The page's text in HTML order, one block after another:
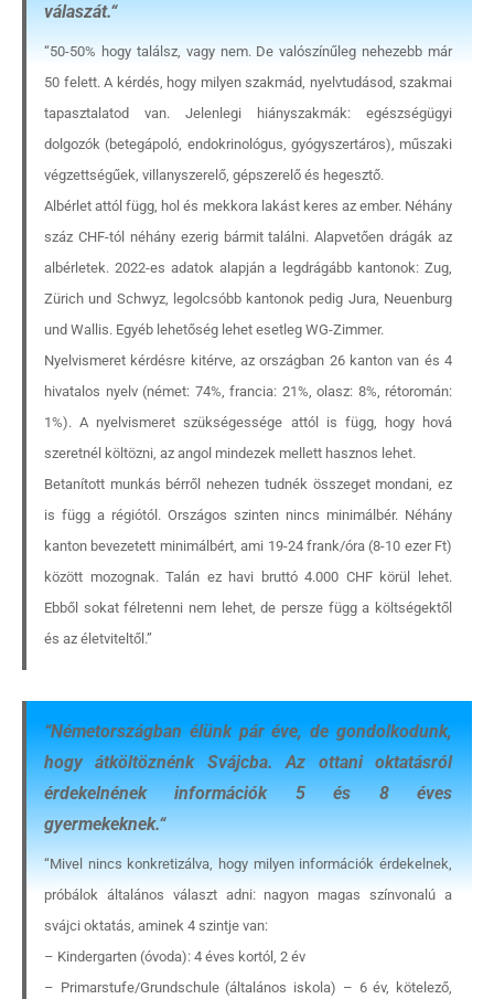
válaszát.“
“50-50% hogy találsz, vagy nem. De valószínűleg nehezebb már
50 felett. A kérdés, hogy milyen szakmád, nyelvtudásod, szakmai
tapasztalatod van. Jelenlegi hiányszakmák: egészségügyi
dolgozók (betegápoló, endokrinológus, gyógyszertáros), műszaki
végzettségűek, villanyszerelő, gépszerelő és hegesztő.
Albérlet attól függ, hol és mekkora lakást keres az ember. Néhány
száz CHF-tól néhány ezerig bármit találni. Alapvetően drágák az
albérletek. 2022-es adatok alapján a legdrágább kantonok: Zug,
Zürich und Schwyz, legolcsóbb kantonok pedig Jura, Neuenburg
und Wallis. Egyéb lehetőség lehet esetleg WG-Zimmer.
Nyelvismeret kérdésre kitérve, az országban 26 kanton van és 4
hivatalos nyelv (német: 74%, francia: 21%, olasz: 8%, rétoromán:
1%). A nyelvismeret szükségessége attól is függ, hogy hová
szeretnél költözni, az angol mindezek mellett hasznos lehet.
Betanított munkás bérről nehezen tudnék összeget mondani, ez
is függ a régiótól. Országos szinten nincs minimálbér. Néhány
kanton bevezetett minimálbért, ami 19-24 frank/óra (8-10 ezer Ft)
között mozognak. Talán ez havi bruttó 4.000 CHF körül lehet.
Ebből sokat félretenni nem lehet, de persze függ a költségektől
és az életviteltől.”
“Németországban élünk pár éve, de gondolkodunk,
hogy átköltöznénk Svájcba. Az ottani oktatásról
érdekelnének információk 5 és 8 éves
gyermekeknek.“
“Mivel nincs konkretizálva, hogy milyen információk érdekelnek,
próbálok általános választ adni: nagyon magas színvonalú a
svájci oktatás, aminek 4 szintje van:
– Kindergarten (óvoda): 4 éves kortól, 2 év
– Primarstufe/Grundschule (általános iskola) – 6 év, kötelező,